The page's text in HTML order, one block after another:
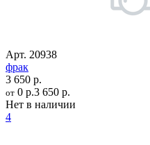
Арт. 20938
фрак
3 650 р.
от 0 р.3 650 р.
Нет в наличии
4